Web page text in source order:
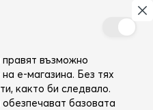
Търсене
профил
възможно
е-магазина. Без тях
както би следвало.
базовата